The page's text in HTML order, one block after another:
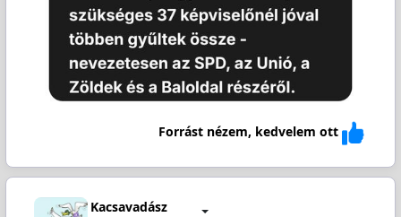
Forrást nézem, kedvelem ott
Kacsavadász